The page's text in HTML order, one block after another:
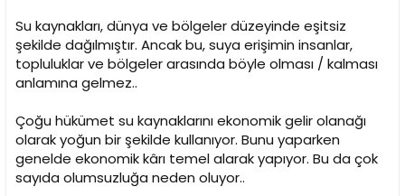
Su kaynakları, dünya ve bölgeler düzeyinde eşitsiz
şekilde dağılmıştır. Ancak bu, suya erişimin insanlar,
topluluklar ve bölgeler arasında böyle olması / kalması
anlamına gelmez..
Çoğu hükümet su kaynaklarını ekonomik gelir olanağı
olarak yoğun bir şekilde kullanıyor. Bunu yaparken
genelde ekonomik kârı temel alarak yapıyor. Bu da çok
sayıda olumsuzluğa neden oluyor..